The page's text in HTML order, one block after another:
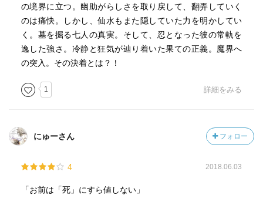
の境界に立つ。幽助がらしさを取り戻して、翻弄していく
のは痛快。しかし、仙水もまた隠していた力を明かしてい
く。墓を掘る七人の真実。そして、忍となった彼の常軌を
逸した強さ。冷静と狂気が辿り着いた果ての正義。魔界へ
の突入。その決着とは？！
1 詳細をみる
にゅーさん フォロー
4 2018.06.03
「お前は「死」にすら値しない」